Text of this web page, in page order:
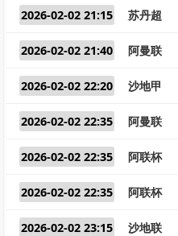
2026-02-02 21:15 苏丹超
2026-02-02 21:40 阿曼联
2026-02-02 22:20 沙地甲
2026-02-02 22:35 阿曼联
2026-02-02 22:35 阿联杯
2026-02-02 22:35 阿联杯
2026-02-02 23:15 沙地联